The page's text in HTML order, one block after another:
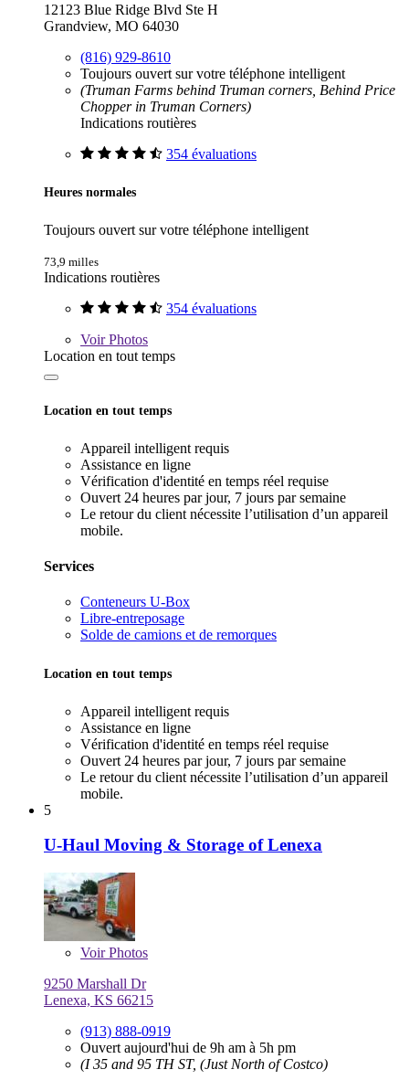
12123 Blue Ridge Blvd Ste H
Grandview, MO 64030
(816) 929-8610
Toujours ouvert sur votre téléphone intelligent
(Truman Farms behind Truman corners, Behind Price
Chopper in Truman Corners)
Indications routières
354 évaluations
Heures normales
Toujours ouvert sur votre téléphone intelligent
73,9 milles
Indications routières
354 évaluations
VoirPhotos
Location en tout temps
Location en tout temps
Appareil intelligent requis
Assistance en ligne
Vérification d'identité en temps réel requise
Ouvert 24 heures par jour, 7 jours par semaine
Le retour du client nécessite l’utilisation d’un appareil
mobile.
Services
Conteneurs U-Box
Libre-entreposage
Solde de camions et de remorques
Location en tout temps
Appareil intelligent requis
Assistance en ligne
Vérification d'identité en temps réel requise
Ouvert 24 heures par jour, 7 jours par semaine
Le retour du client nécessite l’utilisation d’un appareil
mobile.
5
U-Haul Moving & Storage of Lenexa
VoirPhotos
9250 Marshall Dr
Lenexa, KS 66215
(913) 888-0919
Ouvert aujourd'hui de 9h am à 5h pm
(I 35 and 95 TH ST, (Just North of Costco)